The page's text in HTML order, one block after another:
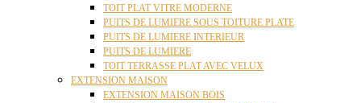
TOIT PLAT VITRE MODERNE
PUITS DE LUMIERE SOUS TOITURE PLATE
PUITS DE LUMIERE INTERIEUR
PUITS DE LUMIERE
TOIT TERRASSE PLAT AVEC VELUX
EXTENSION MAISON
EXTENSION MAISON BOIS